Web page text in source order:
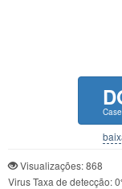
Visualizações: 868
Virus Taxa de detecção: